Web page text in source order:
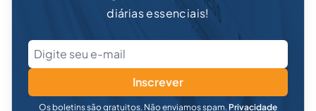
diárias essenciais!
Inscrever
Os boletins são gratuitos. Não enviamos spam. Privacidade